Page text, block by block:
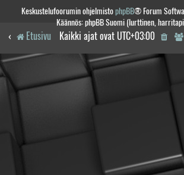
Keskustelufoorumin ohjelmistophpBB® Forum
Käännös: phpBB Suomi (lurttinen,
Etusivu Kaikki ajat ovat UTC+03:00